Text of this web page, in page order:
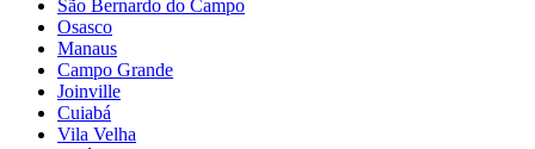
São Bernardo do Campo
Osasco
Manaus
Campo Grande
Joinville
Cuiabá
Vila Velha